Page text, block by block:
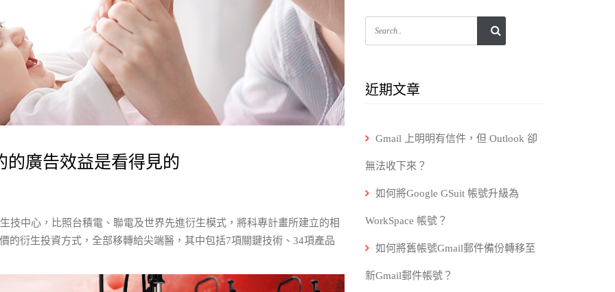
的廣告效益是看得見的
技中心，比照台積電、聯電及世界先進衍生模式，將科專計畫所建立的相
的衍生投資方式，全部移轉給尖端醫，其中包括7項關鍵技術、34項產品
近期文章
Gmail 上明明有信件，但 Outlook 卻
無法收下來？
如何將Google GSuit 帳號升級為
WorkSpace 帳號？
如何將舊帳號Gmail郵件備份轉移至
新Gmail郵件帳號？